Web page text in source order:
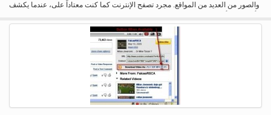
والصور من العديد من المواقع. مجرد تصفح الإنترنت كما كنت معتاداً على، عندما يكشف
لك بتنزيل الملفات ببساطة النقر فوق أحد العناصر، على سبيل المثال، إذا كان يمكنك
الذهاب إلى صفحة يوتيوب، عليك أن تكون قادراً على تحميل الفيديو مباشرة على نظام
الملفات الخاص بك. كما أنها تعمل مع ماي سبيس، جوجل فيديو، ديلي موشن، بوركولت،
تم تحميلها تلقائياً إلى تنسيق الفيديو المفضلة لديك. عندما كنت على صفحة تحتوي على
ارتباطات إلى الصور أو الأفلام، يمكنك تحميل بعض أو كل منهم في وقت واحد. تحريك
الماوس فوق العناصر الموجودة في القائمة وسوف يسلط الضوء على روابط مباشرة
في الصفحة للتأكد من أنها هي التي تحتاج إلى التقاط. DownloadHelper كما يسمح
لك لتحميل الملفات واحداً تلو الآخر، حتى أنه يمكنك الحفاظ على عرض النطاق الترددي